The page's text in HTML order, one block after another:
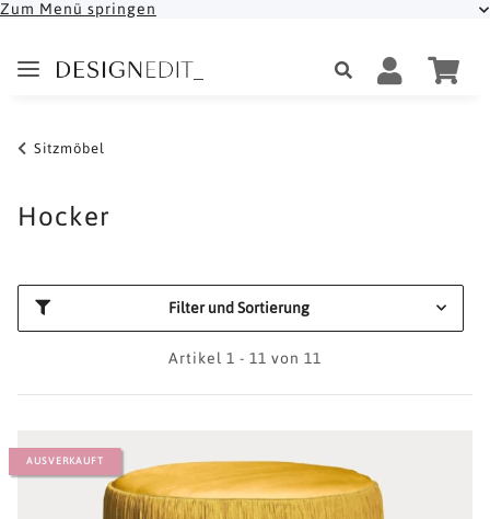
Zum Menü springen
Sitzmöbel
Hocker
Filter und Sortierung
Artikel 1 - 11 von 11
AUSVERKAUFT